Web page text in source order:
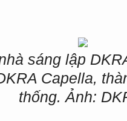
sáng lập
Capella,
thống. Ảnh: